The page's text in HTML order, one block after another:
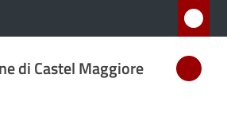
di Castel Maggiore